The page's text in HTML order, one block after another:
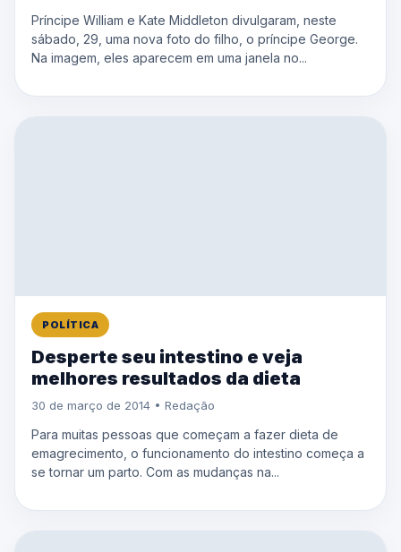
Príncipe William e Kate Middleton divulgaram, neste
sábado, 29, uma nova foto do filho, o príncipe George.
Na imagem, eles aparecem em uma janela no...
POLÍTICA
Desperte seu intestino e veja
melhores resultados da dieta
30 de março de 2014 • Redação
Para muitas pessoas que começam a fazer dieta de
emagrecimento, o funcionamento do intestino começa a
se tornar um parto. Com as mudanças na...